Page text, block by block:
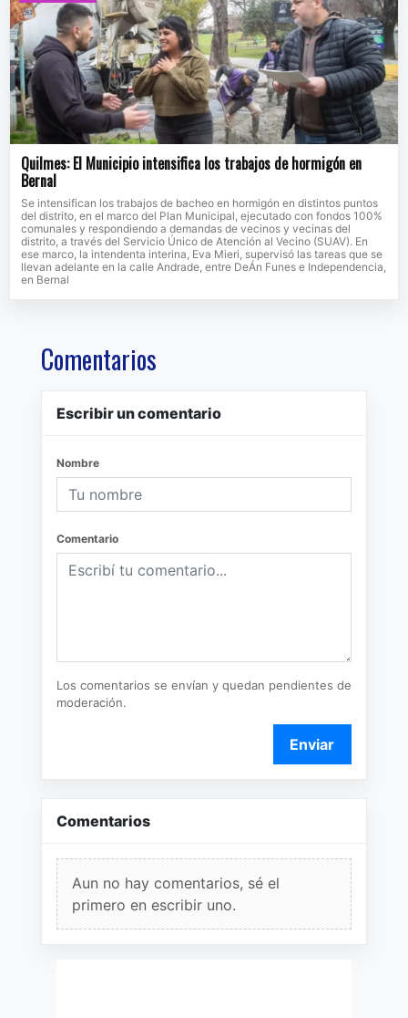
Quilmes: El Municipio intensifica los trabajos de hormigón en
Bernal
Se intensifican los trabajos de bacheo en hormigón en distintos puntos
del distrito, en el marco del Plan Municipal, ejecutado con fondos 100%
comunales y respondiendo a demandas de vecinos y vecinas del
distrito, a través del Servicio Único de Atención al Vecino (SUAV). En
ese marco, la intendenta interina, Eva Mieri, supervisó las tareas que se
llevan adelante en la calle Andrade, entre DeÁn Funes e Independencia,
en Bernal
Comentarios
Escribir un comentario
Nombre
Comentario
Los comentarios se envían y quedan pendientes de
moderación.
Enviar
Comentarios
Aun no hay comentarios, sé el
primero en escribir uno.